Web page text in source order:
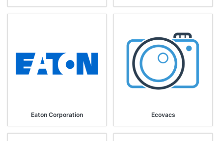
Eaton Corporation Ecovacs